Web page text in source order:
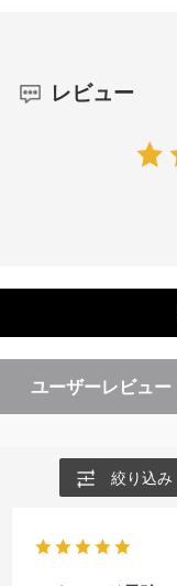
レビュー
ユーザーレビュー
絞り込み